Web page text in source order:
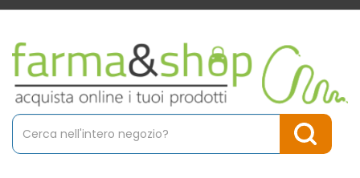
Passa
contenuto
principale
Farmacia
Massaro
Cerca
Prodotto
Cerca